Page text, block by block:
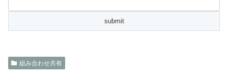
組み合わせ共有